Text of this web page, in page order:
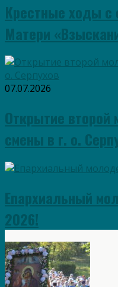
Крестные ходы с
Матери
07.07.2026
Открытие
смены в г. о.
Епархиальный
2026!